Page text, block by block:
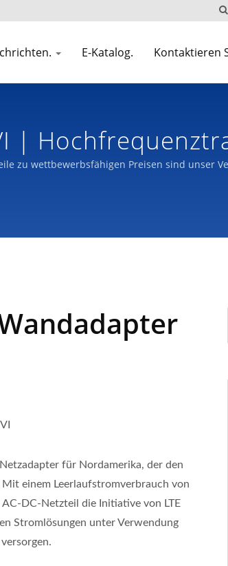
E-Katalog. Kontaktieren
|
zu wettbewerbsfähigen Preisen sind unser
für Nordamerika, der den
einem Leerlaufstromverbrauch von
DC-Netzteil die Initiative von LTE
Stromlösungen unter Verwendung